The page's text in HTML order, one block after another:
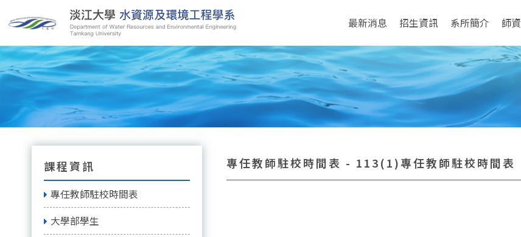
最新消息 招生資訊 系所簡介 師資
課程資訊
專任教師駐校時間表
大學部學生
專任教師駐校時間表 - 113(1)專任教師駐校時間表